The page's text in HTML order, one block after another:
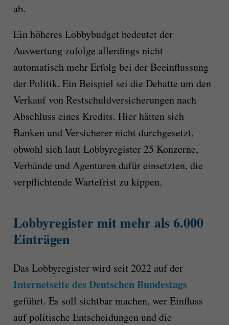
ab.
Ein höheres Lobbybudget bedeutet der
Auswertung zufolge allerdings nicht
automatisch mehr Erfolg bei der Beeinflussung
der Politik. Ein Beispiel sei die Debatte um den
Verkauf von Restschuldversicherungen nach
Abschluss eines Kredits. Hier hätten sich
Banken und Versicherer nicht durchgesetzt,
obwohl sich laut Lobbyregister 25 Konzerne,
Verbände und Agenturen dafür einsetzten, die
verpflichtende Wartefrist zu kippen.
Lobbyregister mit mehr als 6.000
Einträgen
Das Lobbyregister wird seit 2022 auf der
Internetseite des Deutschen Bundestags
geführt. Es soll sichtbar machen, wer Einfluss
auf politische Entscheidungen und die